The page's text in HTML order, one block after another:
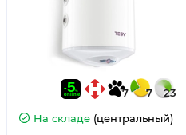
7 7
23
На складе (центральный)